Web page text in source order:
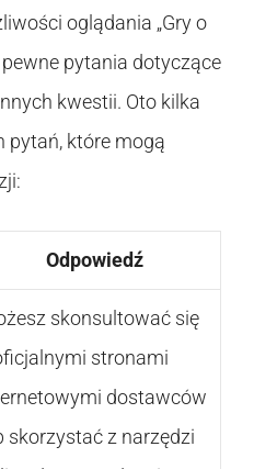
oglądania „Gry o
pytania dotyczące
kwestii. Oto kilka
pytań, które mogą
Odpowiedź
skonsultować się
stronami
dostawców
skorzystać z narzędzi